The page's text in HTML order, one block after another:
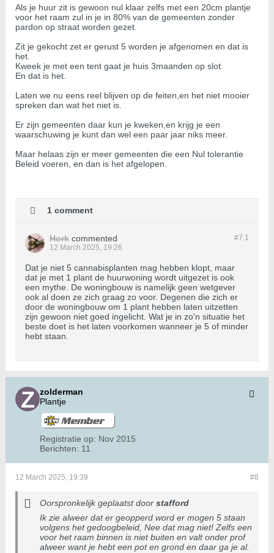
Als je huur zit is gewoon nul klaar zelfs met een 20cm plantje
voor het raam zul in je in 80% van de gemeenten zonder
pardon op straat worden gezet.
Zit je gekocht zet er gerust 5 worden je afgenomen en dat is
het.
Kweek je met een tent gaat je huis 3maanden op slot.
En dat is het.
Laten we nu eens reel blijven op de feiten,en het niet mooier
spreken dan wat het niet is.
Er zijn gemeenten daar kun je kweken,en krijg je een
waarschuwing je kunt dan wel een paar jaar niks meer.
Maar helaas zijn er meer gemeenten die een Nul tolerantie
Beleid voeren, en dan is het afgelopen.
1 comment
#7.1
Hork commented
12 March 2025, 19:26
Dat je niet 5 cannabisplanten mag hebben klopt, maar
dat je met 1 plant de huurwoning wordt uitgezet is ook
een mythe. De woningbouw is namelijk geen wetgever
ook al doen ze zich graag zo voor. Degenen die zich er
door de woningbouw om 1 plant hebben laten uitzetten
zijn gewoon niet goed ingelicht. Wat je in zo'n situatie het
beste doet is het laten voorkomen wanneer je 5 of minder
hebt staan.
zolderman
Plantje
Registratie op: Nov 2015
Berichten: 11
#8
12 March 2025, 19:39
Oorspronkelijk geplaatst door stafford
Ik zie alweer dat er geopperd word er mogen 5 staan
volgens het gedoogbeleid, Nee dat mag niet! Zelfs een
voor het raam binnen is niet buiten en valt onder prof
alweer want je hebt een pot en grond en daar ga je al.